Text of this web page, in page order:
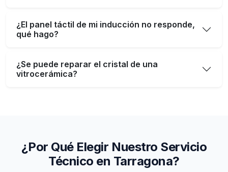
¿El panel táctil de mi inducción no responde,
qué hago?
¿Se puede reparar el cristal de una
vitrocerámica?
¿Por Qué Elegir Nuestro Servicio
Técnico en Tarragona?